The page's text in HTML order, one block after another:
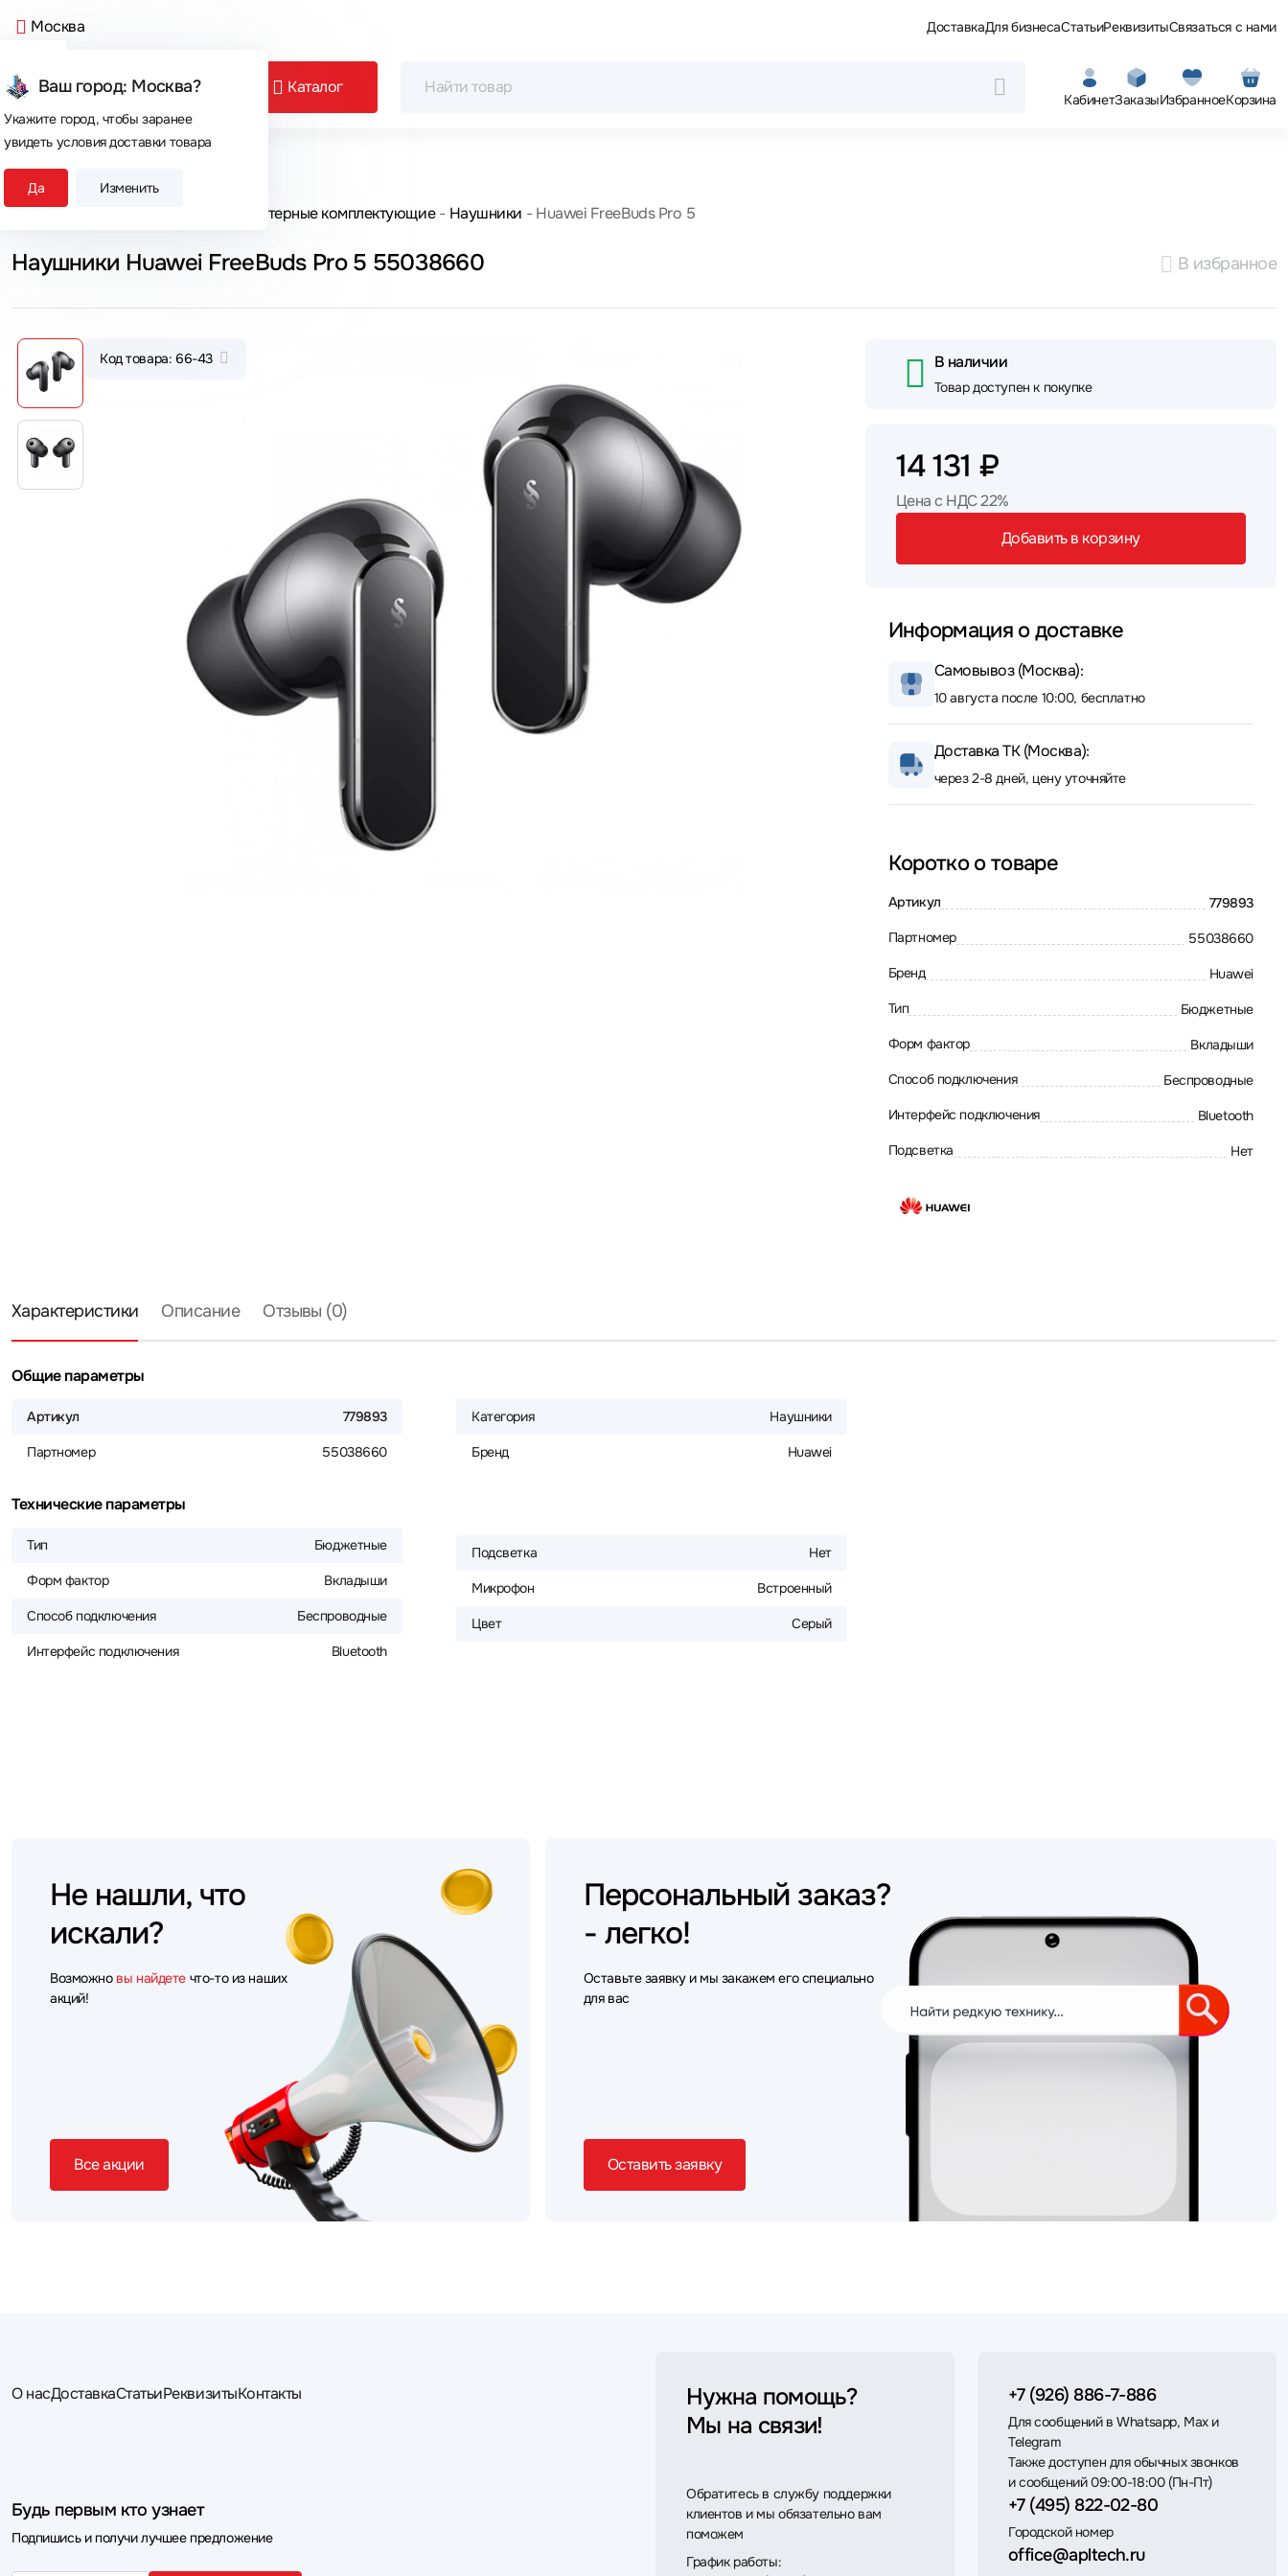
Москва
Ваш город: Москва?
Укажите город, чтобы заранее
увидеть условия доставки товара
Да Изменить
ДоставкаДля бизнесаСтатьиРеквизитыСвязаться с нами
Каталог
КабинетЗаказыИзбранноеКорзина
Сегодня покупают
Главная Компьютерные комплектующие Наушники Huawei FreeBuds Pro 5
Наушники Huawei FreeBuds Pro 5 55038660 В избранное
Код товара: 66-43 В наличии
Товар доступен к покупке
14 131 ₽
Цена с НДС 22%
Добавить в корзину
Информация о доставке
Самовывоз (Москва):
10 августа после 10:00, бесплатно
Доставка ТК (Москва):
через 2-8 дней, цену уточняйте
Коротко о товаре
Артикул 779893
Партномер 55038660
Бренд Huawei
Тип Бюджетные
Форм фактор Вкладыши
Способ подключения Беспроводные
Интерфейс подключения Bluetooth
Подсветка Нет
Характеристики Описание Отзывы (0)
Общие параметры
Артикул 779893
Партномер 55038660
Категория Наушники
Бренд Huawei
Технические параметры
Тип Бюджетные
Форм фактор Вкладыши
Способ подключения Беспроводные
Интерфейс подключения Bluetooth
Подсветка Нет
Микрофон Встроенный
Цвет Серый
Не нашли, что
искали?
Возможно вы найдете что-то из наших
акций!
Все акции
Персональный заказ?
- легко!
Оставьте заявку и мы закажем его специально
для вас
Оставить заявку
О насДоставкаСтатьиРеквизитыКонтакты
Будь первым кто узнает
Подпишись и получи лучшее предложение
Нужна помощь?
Мы на связи!
Обратитесь в службу поддержки
клиентов и мы обязательно вам
поможем
График работы:
+7 (926) 886-7-886
Для сообщений в Whatsapp, Max и
Telegram
Также доступен для обычных звонков
и сообщений 09:00-18:00 (Пн-Пт)
+7 (495) 822-02-80
Городской номер
office@apltech.ru